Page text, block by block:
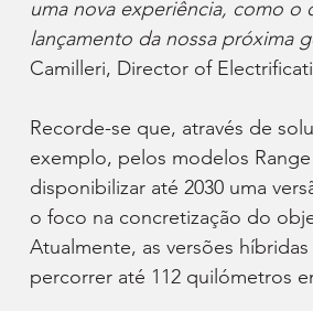
uma nova experiência, como
lançamento da nossa próxima
Camilleri, Director of
Recorde-se que, através de
exemplo, pelos modelos
disponibilizar até 2030 uma
o foco na concretização do
Atualmente, as versões
percorrer até 112 quilómetros